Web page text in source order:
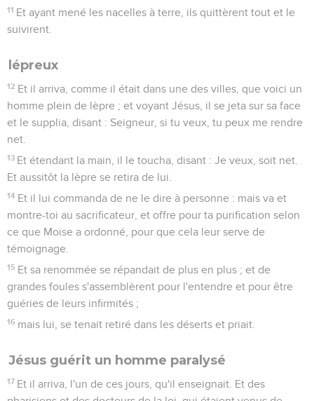
11 Et ayant mené les nacelles à terre, ils quittèrent tout et le
suivirent.
lépreux
12 Et il arriva, comme il était dans une des villes, que voici un
homme plein de lèpre ; et voyant Jésus, il se jeta sur sa face
et le supplia, disant : Seigneur, si tu veux, tu peux me rendre
net.
13 Et étendant la main, il le toucha, disant : Je veux, soit net.
Et aussitôt la lèpre se retira de lui.
14 Et il lui commanda de ne le dire à personne : mais va et
montre-toi au sacrificateur, et offre pour ta purification selon
ce que Moïse a ordonné, pour que cela leur serve de
témoignage.
15 Et sa renommée se répandait de plus en plus ; et de
grandes foules s'assemblèrent pour l'entendre et pour être
guéries de leurs infirmités ;
16 mais lui, se tenait retiré dans les déserts et priait.
Jésus guérit un homme paralysé
17 Et il arriva, l'un de ces jours, qu'il enseignait. Et des